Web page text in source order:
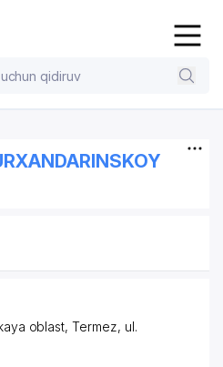
oblast, Termez, ul.